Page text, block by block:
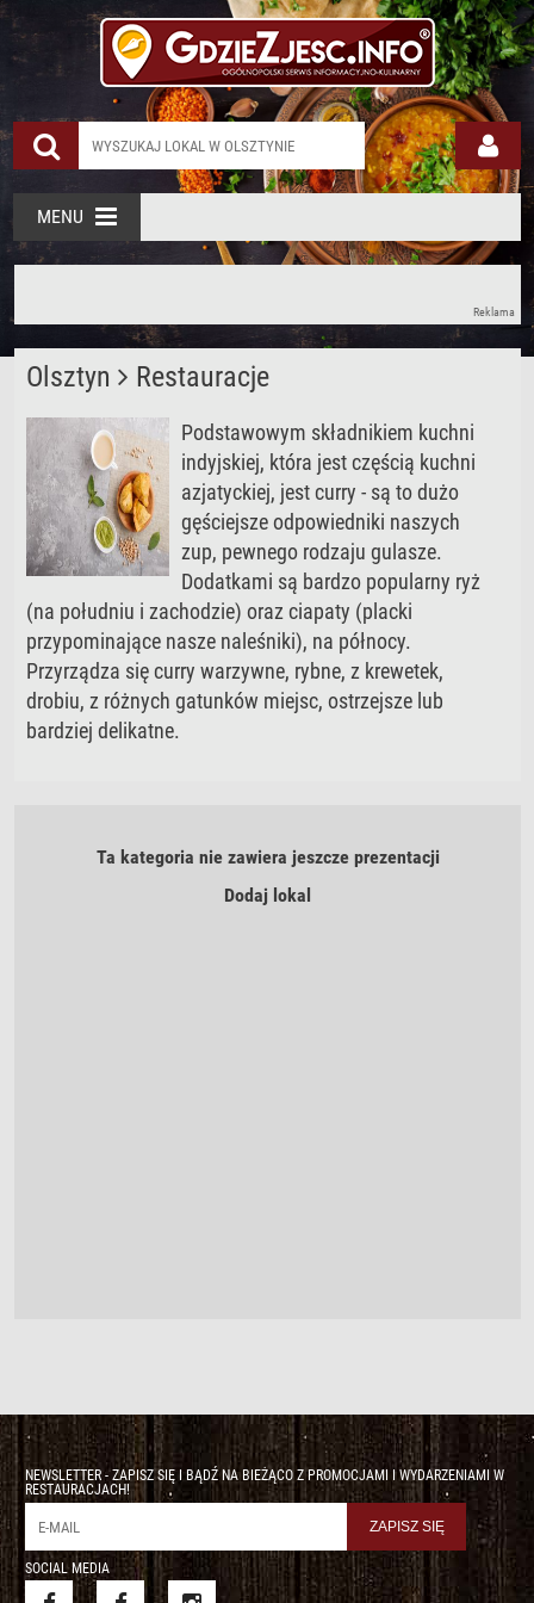
MENU
Reklama
Olsztyn Restauracje
Podstawowym składnikiem kuchni
indyjskiej, która jest częścią kuchni
azjatyckiej, jest curry - są to dużo
gęściejsze odpowiedniki naszych
zup, pewnego rodzaju gulasze.
Dodatkami są bardzo popularny ryż
(na południu i zachodzie) oraz ciapaty (placki
przypominające nasze naleśniki), na północy.
Przyrządza się curry warzywne, rybne, z krewetek,
drobiu, z różnych gatunków miejsc, ostrzejsze lub
bardziej delikatne.
Ta kategoria nie zawiera jeszcze prezentacji
Dodaj lokal
NEWSLETTER - ZAPISZ SIĘ I BĄDŹ NA BIEŻĄCO Z PROMOCJAMI I WYDARZENIAMI W
RESTAURACJACH!
SOCIAL MEDIA